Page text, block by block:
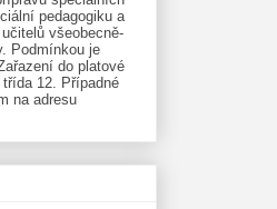
pedagogiku a
všeobecně-
Podmínkou je
do platové
12. Případné
na adresu